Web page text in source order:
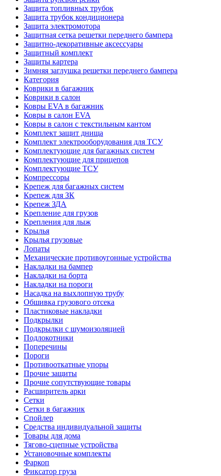
Защита топливных трубок
Защита трубок кондиционера
Защита электромотора
Защитная сетка решетки переднего бампера
Защитно-декоративные аксессуары
Защитный комплект
Защиты картера
Зимняя заглушка решетки переднего бампера
Категория
Коврики в багажник
Коврики в салон
Ковры EVA в багажник
Ковры в салон EVA
Ковры в салон с текстильным кантом
Комплект защит днища
Комплект электрооборудования для ТСУ
Комплектующие для багажных систем
Комплектующие для прицепов
Комплектующие ТСУ
Компрессоры
Крепеж для багажных систем
Крепеж для ЗК
Крепеж ЗДА
Крепление для грузов
Крепления для лыж
Крылья
Крылья грузовые
Лопаты
Механические противоугонные устройства
Накладки на бампер
Накладки на борта
Накладки на пороги
Насадка на выхлопную трубу
Обшивка грузового отсека
Пластиковые накладки
Подкрылки
Подкрылки с шумоизоляцией
Подлокотники
Поперечины
Пороги
Противооткатные упоры
Прочие защиты
Прочие сопутствующие товары
Расширитель арки
Сетки
Сетки в багажник
Спойлер
Средства индивидуальной защиты
Товары для дома
Тягово-сцепные устройства
Установочные комплекты
Фаркоп
Фиксатор груза